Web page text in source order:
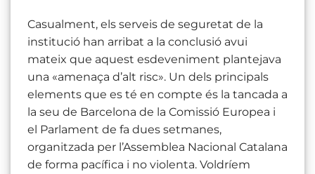
Casualment, els serveis de seguretat de la
institució han arribat a la conclusió avui
mateix que aquest esdeveniment plantejava
una «amenaça d’alt risc». Un dels principals
elements que es té en compte és la tancada a
la seu de Barcelona de la Comissió Europea i
el Parlament de fa dues setmanes,
organitzada per l’Assemblea Nacional Catalana
de forma pacífica i no violenta. Voldríem